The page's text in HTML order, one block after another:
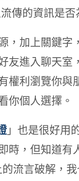
傳的資訊是否
，加上關鍵
友進入聊天室
權利瀏覽你與
你個人選擇。
」也是很好用
時，但知道有
流言破解，